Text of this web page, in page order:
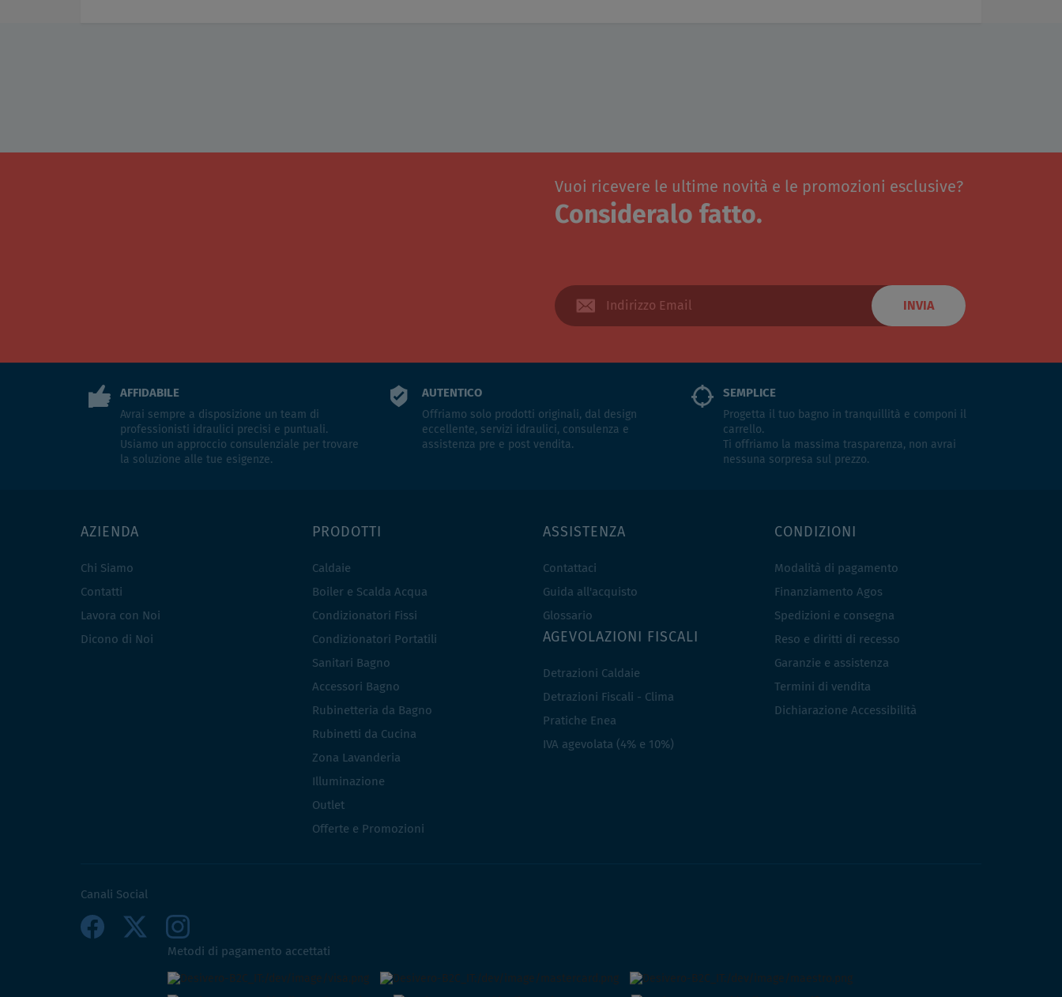
Vuoi ricevere le ultime novità e le promozioni esclusive?
Consideralo fatto.
INVIA
AFFIDABILE
Avrai sempre a disposizione un team di
professionisti idraulici precisi e puntuali.
Usiamo un approccio consulenziale per trovare
la soluzione alle tue esigenze.
AUTENTICO
Offriamo solo prodotti originali, dal design
eccellente, servizi idraulici, consulenza e
assistenza pre e post vendita.
SEMPLICE
Progetta il tuo bagno in tranquillità e componi il
carrello.
Ti offriamo la massima trasparenza, non avrai
nessuna sorpresa sul prezzo.
AZIENDA
Chi Siamo
Contatti
Lavora con Noi
Dicono di Noi
PRODOTTI
Caldaie
Boiler e Scalda Acqua
Condizionatori Fissi
Condizionatori Portatili
Sanitari Bagno
Accessori Bagno
Rubinetteria da Bagno
Rubinetti da Cucina
Zona Lavanderia
Illuminazione
Outlet
Offerte e Promozioni
ASSISTENZA
Contattaci
Guida all'acquisto
Glossario
AGEVOLAZIONI FISCALI
Detrazioni Caldaie
Detrazioni Fiscali - Clima
Pratiche Enea
IVA agevolata (4% e 10%)
CONDIZIONI
Modalità di pagamento
Finanziamento Agos
Spedizioni e consegna
Reso e diritti di recesso
Garanzie e assistenza
Termini di vendita
Dichiarazione Accessibilità
Canali Social
Metodi di pagamento accettati